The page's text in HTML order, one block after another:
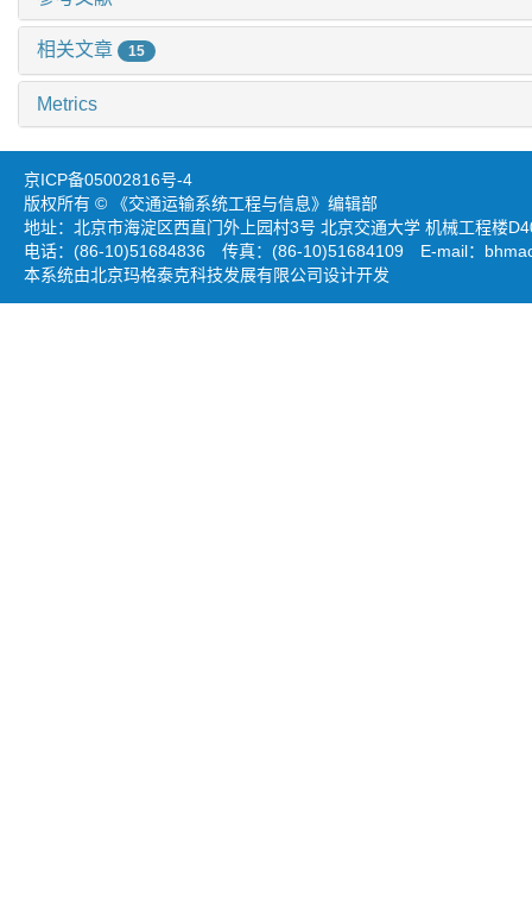
相关文章 15
Metrics
京ICP备05002816号-4
版权所有 © 《交通运输系统工程与信息》编辑部
地址：北京市海淀区西直门外上园村3号 北京交通大学 机械工程楼
电话：(86-10)51684836 传真：(86-10)51684109 E-mail：
本系统由北京玛格泰克科技发展有限公司设计开发